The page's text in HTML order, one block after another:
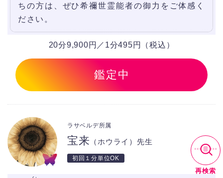
ちの方は、ぜひ希禰世霊能者の御力をご体感く
ださい。
20分9,900円／1分495円（税込）
鑑定中
宝来 （ホウライ）先生
ラサベルデ所属
初回１分単位OK